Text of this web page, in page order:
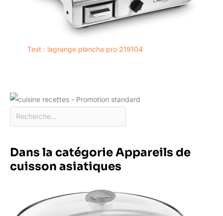
Test : lagrange plancha pro 219104
Dans la catégorie Appareils de
cuisson asiatiques